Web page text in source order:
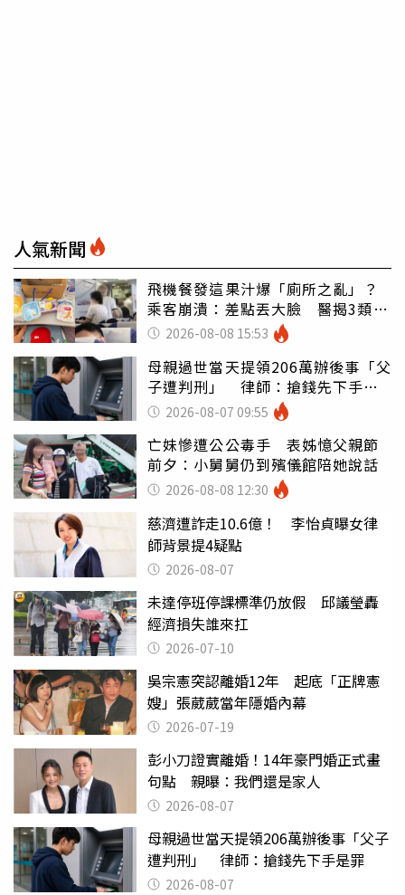
人氣新聞
飛機餐發這果汁爆「廁所之亂」？
乘客崩潰：差點丟大臉 醫揭3類人
別亂喝
2026-08-08 15:53
母親過世當天提領206萬辦後事「父
子遭判刑」 律師：搶錢先下手是
罪 2026-08-07 09:55
亡妹慘遭公公毒手 表姊憶父親節
前夕：小舅舅仍到殯儀館陪她說話
2026-08-08 12:30
慈濟遭詐走10.6億！ 李怡貞曝女律
師背景提4疑點
2026-08-07
未達停班停課標準仍放假 邱議瑩轟
經濟損失誰來扛
2026-07-10
吳宗憲突認離婚12年 起底「正牌憲
嫂」張葳葳當年隱婚內幕
2026-07-19
彭小刀證實離婚！14年豪門婚正式畫
句點 親曝：我們還是家人
2026-08-07
母親過世當天提領206萬辦後事「父子
遭判刑」 律師：搶錢先下手是罪
2026-08-07